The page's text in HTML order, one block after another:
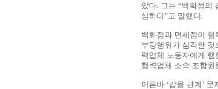
았다. 그는 “백화점의
심하다”고 말했다.
백화점과 면세점이
부당행위가 심각한 것
력업체 노동자에게 행
협력업체 소속 조합
이른바 ‘갑을 관계’